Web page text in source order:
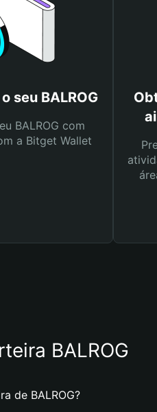
seu BALROG
BALROG com
a Bitget Wallet
BALROG
de BALROG?